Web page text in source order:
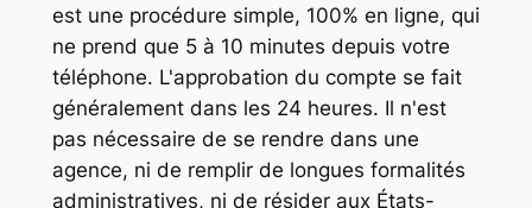
est une procédure simple, 100% en ligne, qui
ne prend que 5 à 10 minutes depuis votre
téléphone. L'approbation du compte se fait
généralement dans les 24 heures. Il n'est
pas nécessaire de se rendre dans une
agence, ni de remplir de longues formalités
administratives, ni de résider aux États-